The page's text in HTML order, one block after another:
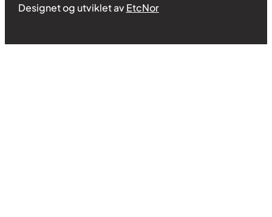
Designet og utviklet avEtcNor